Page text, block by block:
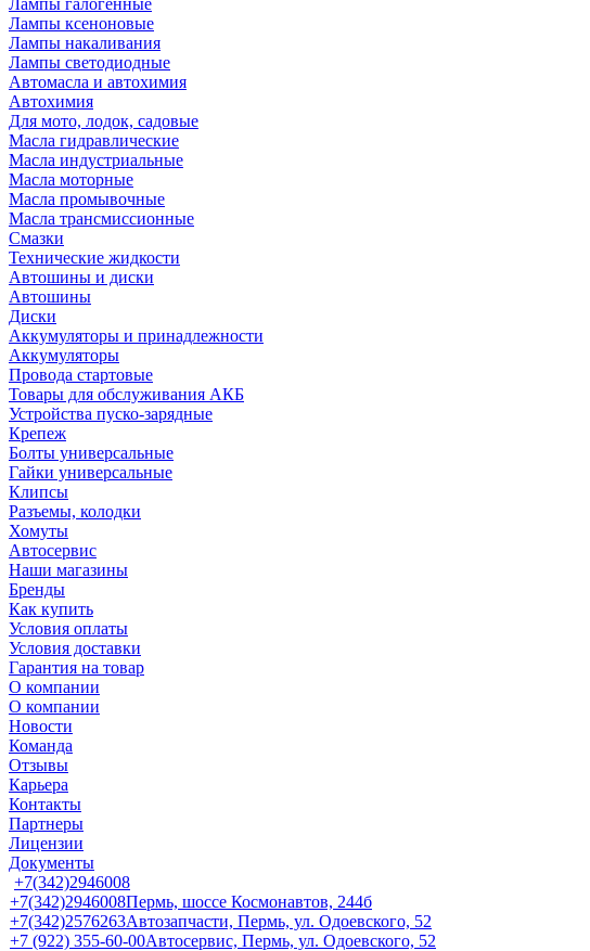
Лампы галогенные
Лампы ксеноновые
Лампы накаливания
Лампы светодиодные
Автомасла и автохимия
Автохимия
Для мото, лодок, садовые
Масла гидравлические
Масла индустриальные
Масла моторные
Масла промывочные
Масла трансмиссионные
Смазки
Технические жидкости
Автошины и диски
Автошины
Диски
Аккумуляторы и принадлежности
Аккумуляторы
Провода стартовые
Товары для обслуживания АКБ
Устройства пуско-зарядные
Крепеж
Болты универсальные
Гайки универсальные
Клипсы
Разъемы, колодки
Хомуты
Автосервис
Наши магазины
Бренды
Как купить
Условия оплаты
Условия доставки
Гарантия на товар
О компании
О компании
Новости
Команда
Отзывы
Карьера
Контакты
Партнеры
Лицензии
Документы
+7(342)2946008
+7(342)2946008Пермь, шоссе Космонавтов, 244б
+7(342)2576263Автозапчасти, Пермь, ул. Одоевского, 52
+7 (922) 355-60-00Автосервис, Пермь, ул. Одоевского, 52